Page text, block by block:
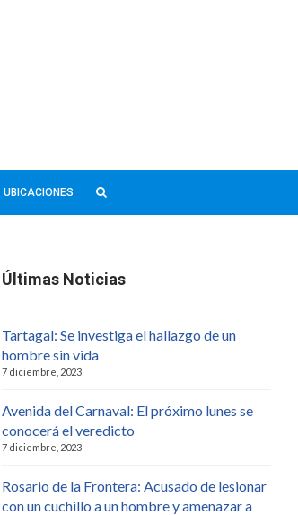
UBICACIONES
Últimas Noticias
Tartagal: Se investiga el hallazgo de un
hombre sin vida
7 diciembre, 2023
Avenida del Carnaval: El próximo lunes se
conocerá el veredicto
7 diciembre, 2023
Rosario de la Frontera: Acusado de lesionar
con un cuchillo a un hombre y amenazar a